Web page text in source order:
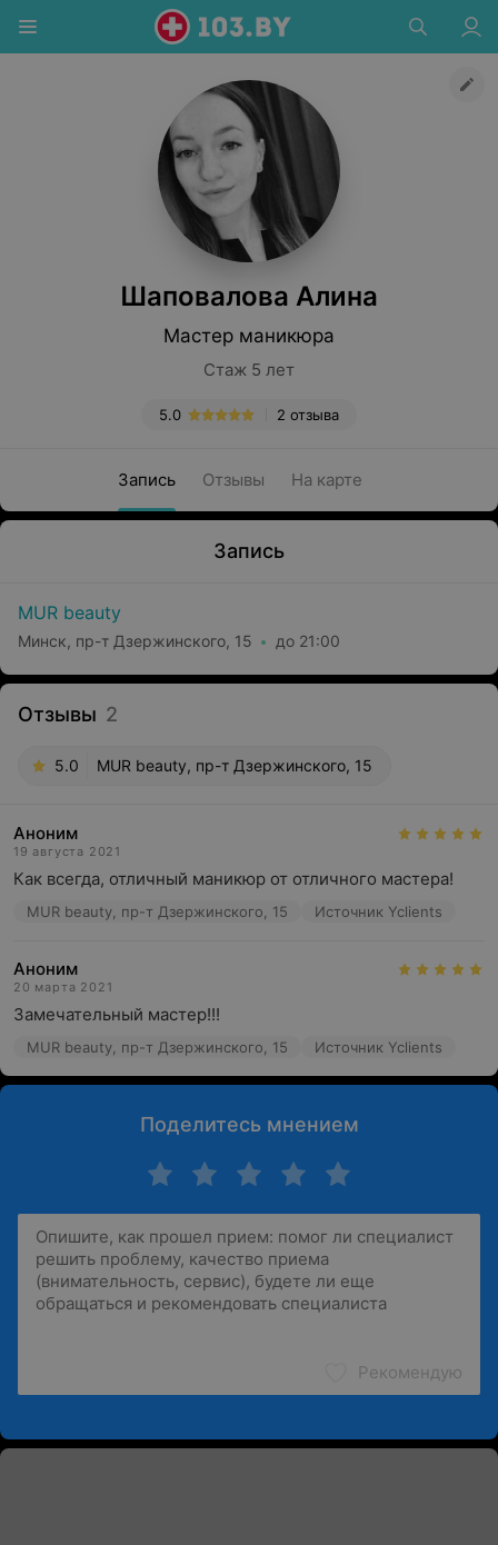
Шаповалова Алина
Мастер маникюра
Стаж 5 лет
2 отзыва
5.0
Запись Отзывы На карте
Запись
MUR beauty
Минск, пр-т Дзержинского, 15 до 21:00
Отзывы 2
5.0 MUR beauty, пр-т Дзержинского, 15
Аноним
19 августа 2021
Как всегда, отличный маникюр от отличного мастера!
MUR beauty, пр-т Дзержинского, 15 Источник Yclients
Аноним
20 марта 2021
Замечательный мастер!!!
MUR beauty, пр-т Дзержинского, 15 Источник Yclients
Поделитесь мнением
Рекомендую